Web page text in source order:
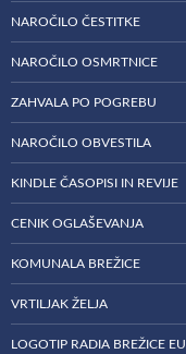
NAROČILO ČESTITKE
NAROČILO OSMRTNICE
ZAHVALA PO POGREBU
NAROČILO OBVESTILA
KINDLE ČASOPISI IN REVIJE
CENIK OGLAŠEVANJA
KOMUNALA BREŽICE
VRTILJAK ŽELJA
LOGOTIP RADIA BREŽICE EU